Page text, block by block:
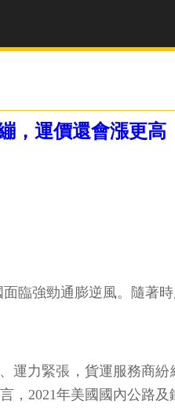
，運價還會漲更高
臨強勁通膨逆風。隨著
運力緊張，貨運服務商
，2021年美國國內公路及